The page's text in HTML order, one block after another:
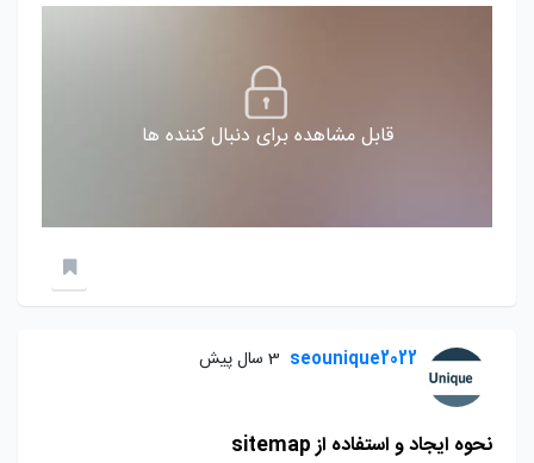
قابل مشاهده برای دنبال کننده ها
seounique2022 3 سال پیش
نحوه ایجاد و استفاده از sitemap